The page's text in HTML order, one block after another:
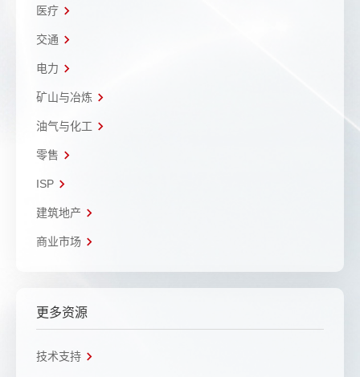
医疗
交通
电力
矿山与冶炼
油气与化工
零售
ISP
建筑地产
商业市场
更多资源
技术支持